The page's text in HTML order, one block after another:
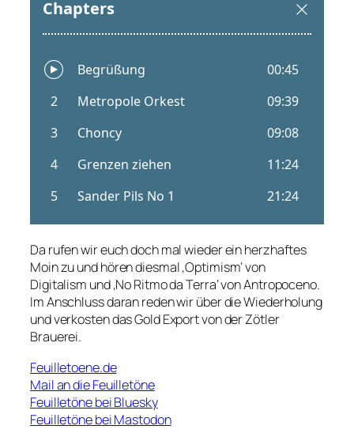
Da rufen wir euch doch mal wieder ein herzhaftes
Moin zu und hören diesmal ‚Optimism‘ von
Digitalism und ‚No Ritmo da Terra‘ von Antropoceno.
Im Anschluss daran reden wir über die Wiederholung
und verkosten das Gold Export von der Zötler
Brauerei.
Feuilletoene.de
Mail an die Feuilletöne
Feuilletöne bei Bluesky
Feuilletöne bei Mastodon